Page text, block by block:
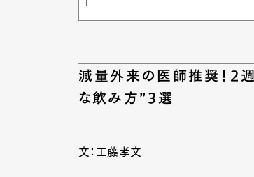
減量外来の医師推奨！2週
な飲み方”3選
文：工藤孝文